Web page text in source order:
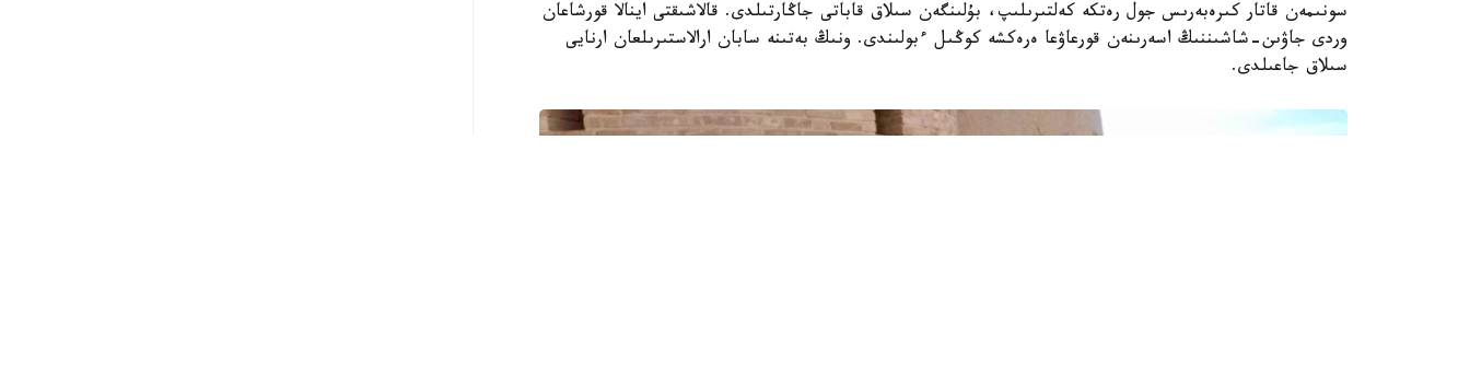
سونىمەن قاتار كىرەبەرىس جول رەتكە كەلتىرىلىپ، بۇلىنگەن سىلاق قاباتى جاڭارتىلدى. قالاشىقتى اينالا قورشاعان
وردى جاۋىن-شاشىننىڭ اسەرىنەن قورعاۋعا ەرەكشە كوڭىل ءبولىندى. ونىڭ بەتىنە سابان ارالاستىرىلعان ارنايى
سىلاق جاعىلدى.